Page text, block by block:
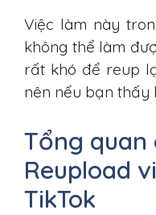
Việc làm này
không thể làm
rất khó để reup
nên nếu bạn thấy
Tổng quan
Reupload
TikTok